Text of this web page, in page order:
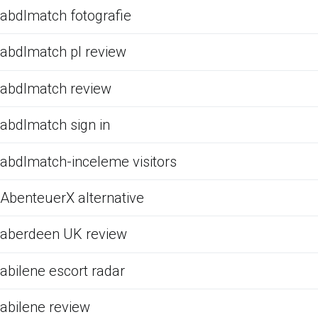
abdlmatch fotografie
abdlmatch pl review
abdlmatch review
abdlmatch sign in
abdlmatch-inceleme visitors
AbenteuerX alternative
aberdeen UK review
abilene escort radar
abilene review